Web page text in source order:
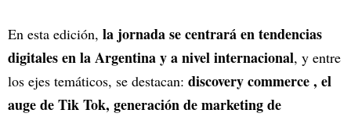
En esta edición, la jornada se centrará en tendencias
digitales en la Argentina y a nivel internacional, y entre
los ejes temáticos, se destacan: discovery commerce , el
auge de Tik Tok, generación de marketing de